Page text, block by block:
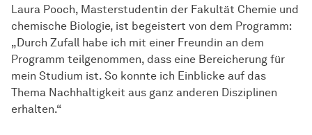
Laura Pooch, Masterstudentin der Fakultät Chemie und
chemische Biologie, ist begeistert von dem Programm:
„Durch Zufall habe ich mit einer Freundin an dem
Programm teilgenommen, dass eine Bereicherung für
mein Studium ist. So konnte ich Einblicke auf das
Thema Nachhaltigkeit aus ganz anderen Disziplinen
erhalten.“